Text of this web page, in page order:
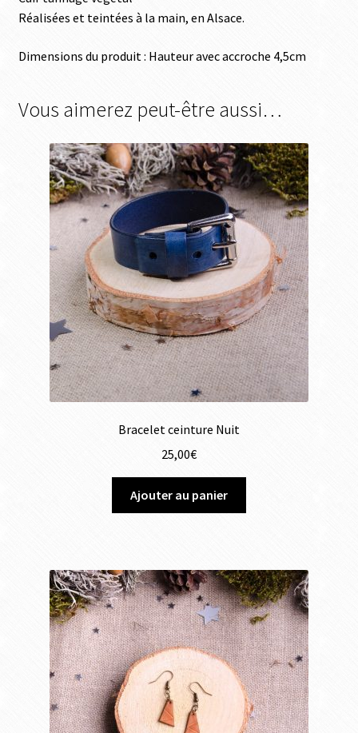
Réalisées et teintées à la main, en Alsace.
Dimensions du produit : Hauteur avec accroche 4,5cm
Vous aimerez peut-être aussi…
Bracelet ceinture Nuit
25,00€
Ajouter au panier